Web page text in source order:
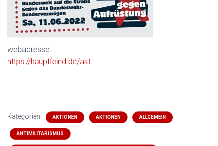
webadresse:
https://hauptfeind.de/akt…
Kategorien: AKTIONEN AKTIONEN ALLGEMEIN
ANTIMILITARISMUS